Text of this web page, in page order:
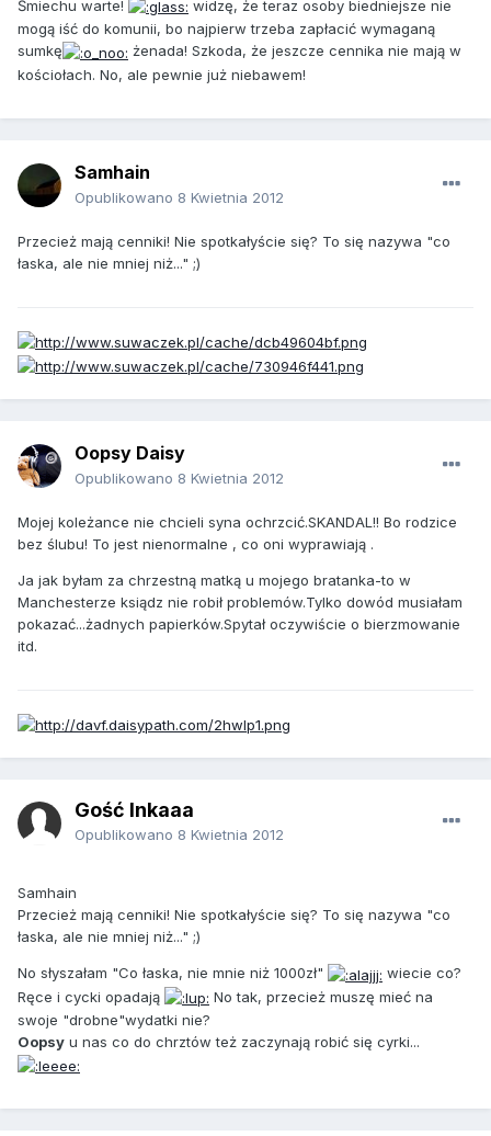
Śmiechu warte!
widzę, że teraz osoby biedniejsze nie
mogą iść do komunii, bo najpierw trzeba zapłacić wymaganą
sumkę
żenada! Szkoda, że jeszcze cennika nie mają w
kościołach. No, ale pewnie już niebawem!
Samhain
Opublikowano 8 Kwietnia 2012
Przecież mają cenniki! Nie spotkałyście się? To się nazywa "co
łaska, ale nie mniej niż..." ;)
Oopsy Daisy
Opublikowano 8 Kwietnia 2012
Mojej koleżance nie chcieli syna ochrzcić.SKANDAL!! Bo rodzice
bez ślubu! To jest nienormalne , co oni wyprawiają .
Ja jak byłam za chrzestną matką u mojego bratanka-to w
Manchesterze ksiądz nie robił problemów.Tylko dowód musiałam
pokazać...żadnych papierków.Spytał oczywiście o bierzmowanie
itd.
Gość Inkaaa
Opublikowano 8 Kwietnia 2012
Samhain
Przecież mają cenniki! Nie spotkałyście się? To się nazywa "co
łaska, ale nie mniej niż..." ;)
No słyszałam "Co łaska, nie mnie niż 1000zł"
wiecie co?
Ręce i cycki opadają
No tak, przecież muszę mieć na
swoje "drobne"wydatki nie?
Oopsy u nas co do chrztów też zaczynają robić się cyrki...